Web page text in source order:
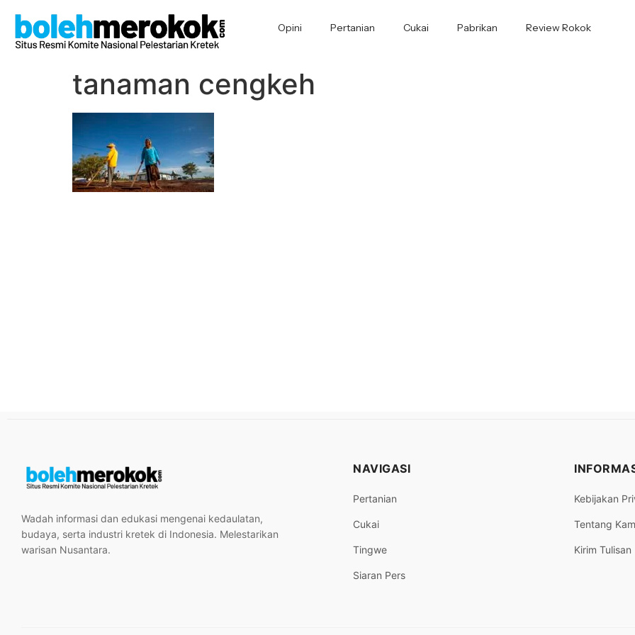
Opini Pertanian Cukai Pabrikan Review Rokok
tanaman cengkeh
Wadah informasi dan edukasi mengenai kedaulatan,
budaya, serta industri kretek di Indonesia. Melestarikan
warisan Nusantara.
NAVIGASI
Pertanian
Cukai
Tingwe
Siaran Pers
Kebijakan
Tentang
Kirim Tulisan